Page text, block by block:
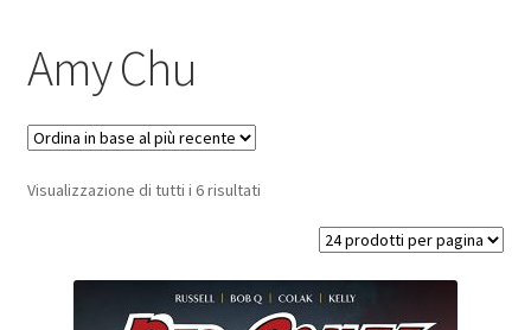
Carrello
Il mio account
Amy Chu
Visualizzazione di tutti i 6 risultati